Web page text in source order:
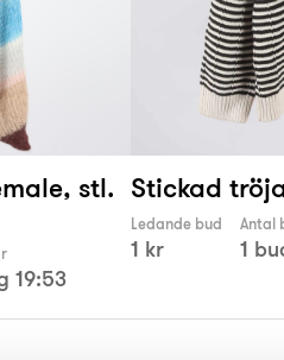
stl.
19:53
Stickad
Ledande bud
1 kr
Antal
1